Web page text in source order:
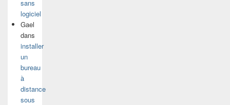
sans
logiciel
Gael
dans
installer
un
bureau
à
distance
sous